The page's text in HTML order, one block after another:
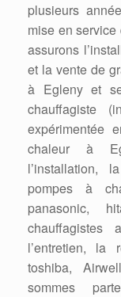
plusieurs
mise en
assurons
et la vente de
à Egleny et
chauffagiste
expérimentée
chaleur à
l’installation,
pompes à
panasonic,
chauffagistes
l’entretien, la
toshiba,
sommes